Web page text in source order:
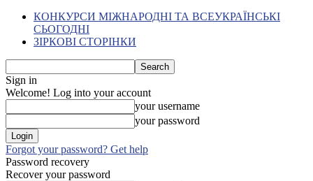
КОНКУРСИ МІЖНАРОДНІ ТА ВСЕУКРАЇНСЬКІ
СЬОГОДНІ
ЗІРКОВІ СТОРІНКИ
Sign in
Welcome! Log into your account
your username
your password
Forgot your password? Get help
Password recovery
Recover your password